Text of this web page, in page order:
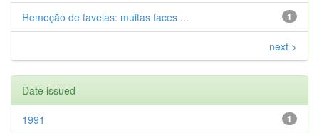
1
Remoção de favelas: muitas faces ...
next >
Date issued
1
1991